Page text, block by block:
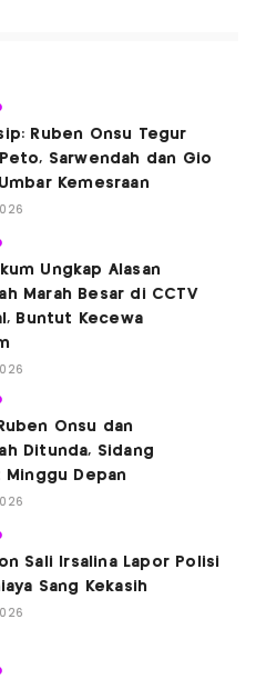
Ruben Onsu Tegur
Sarwendah dan Gio
Kemesraan
Ungkap Alasan
Marah Besar di CCTV
Buntut Kecewa
Onsu dan
Ditunda, Sidang
Minggu Depan
Sali Irsalina Lapor Polisi
Sang Kekasih